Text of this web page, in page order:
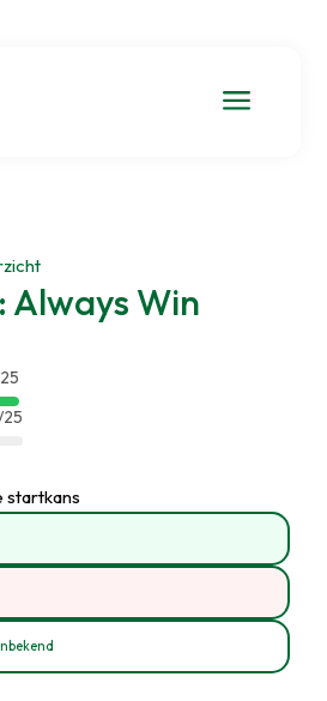
a
Always Win
startkans